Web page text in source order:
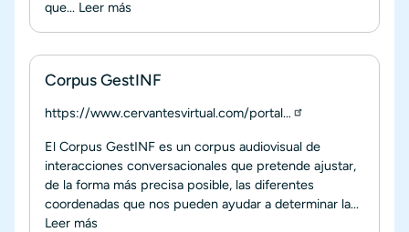
que... Leer más
Corpus GestINF
https://www.cervantesvirtual.com/portal…
El Corpus GestINF es un corpus audiovisual de
interacciones conversacionales que pretende ajustar,
de la forma más precisa posible, las diferentes
coordenadas que nos pueden ayudar a determinar la...
Leer más